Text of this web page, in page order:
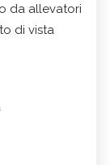
da allevatori
di vista